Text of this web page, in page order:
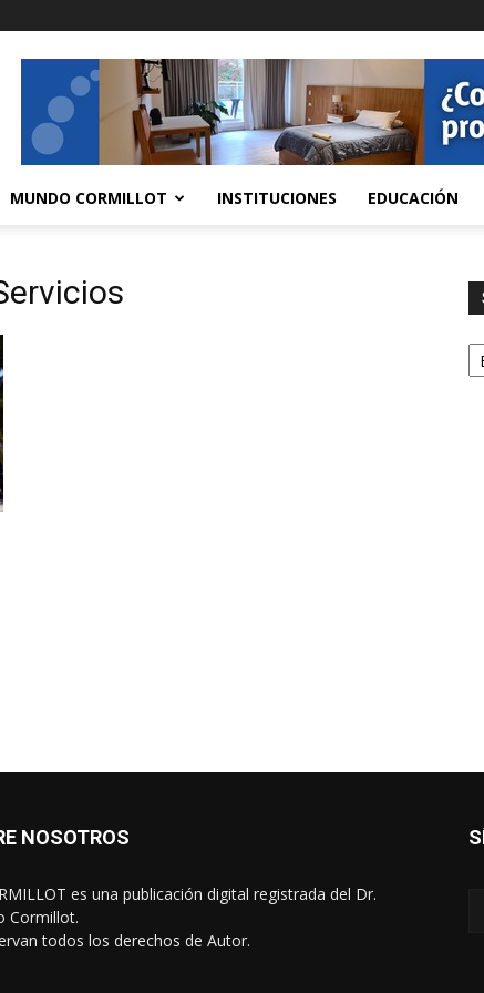
MUNDO CORMILLOT INSTITUCIONES EDUCACIÓN
NOSOTROS
es una publicación digital registrada del Dr.
Cormillot.
todos los derechos de Autor.